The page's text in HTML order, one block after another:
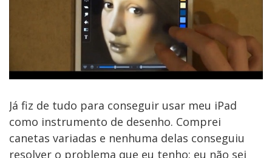
Já fiz de tudo para conseguir usar meu iPad
como instrumento de desenho. Comprei
canetas variadas e nenhuma delas conseguiu
resolver o problema que eu tenho: eu não sei